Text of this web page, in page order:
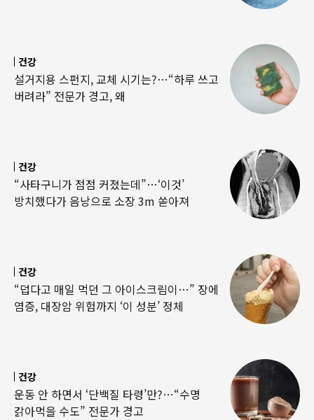
건강
설거지용 스펀지, 교체 시기는?…“하루 쓰고
버려라” 전문가 경고, 왜
건강
“사타구니가 점점 커졌는데”…‘이것’
방치했다가 음낭으로 소장 3m 쏟아져
건강
“덥다고 매일 먹던 그 아이스크림이…” 장에
염증, 대장암 위험까지 ‘이 성분’ 정체
건강
운동 안 하면서 ‘단백질 타령’만?…“수명
갉아먹을 수도” 전문가 경고